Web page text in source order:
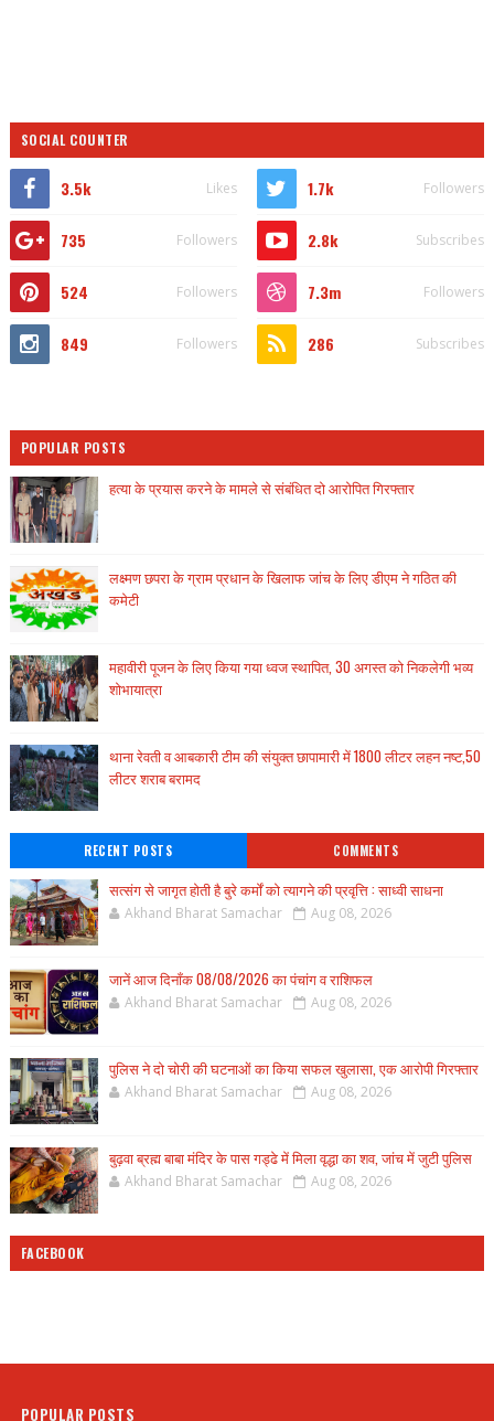
SOCIAL COUNTER
3.5k Likes 1.7k Followers
735 Followers 2.8k Subscribes
524 Followers 7.3m Followers
849 Followers 286 Subscribes
POPULAR POSTS
हत्या के प्रयास करने के मामले से संबंधित दो आरोपित गिरफ्तार
लक्ष्मण छपरा के ग्राम प्रधान के खिलाफ जांच के लिए डीएम ने गठित की
कमेटी
महावीरी पूजन के लिए किया गया ध्वज स्थापित, 30 अगस्त को निकलेगी भव्य
शोभायात्रा
थाना रेवती व आबकारी टीम की संयुक्त छापामारी में 1800 लीटर लहन नष्ट,50
लीटर शराब बरामद
RECENT POSTS COMMENTS
सत्संग से जागृत होती है बुरे कर्मों को त्यागने की प्रवृत्ति : साध्वी साधना
Akhand Bharat Samachar Aug 08, 2026
जानें आज दिनाँक 08/08/2026 का पंचांग व राशिफल
Akhand Bharat Samachar Aug 08, 2026
पुलिस ने दो चोरी की घटनाओं का किया सफल खुलासा, एक आरोपी गिरफ्तार
Akhand Bharat Samachar Aug 08, 2026
बुढ़वा ब्रह्म बाबा मंदिर के पास गड्ढे में मिला वृद्धा का शव, जांच में जुटी पुलिस
Akhand Bharat Samachar Aug 08, 2026
FACEBOOK
POPULAR POSTS